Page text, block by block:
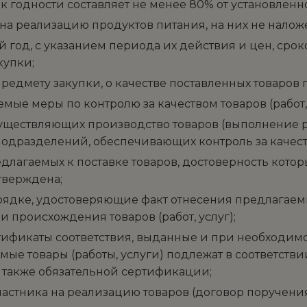
составляет не менее 80% от
реализацию продуктов питания, на них не
с указанием периода их действия и цен,
закупки, о качестве поставленных
по контролю за качеством товаров (работ,
производство товаров (выполнение
обеспечивающих контроль за
к поставке товаров, достоверность
удостоверяющие факт отнесения
происхождения товаров (работ, услуг);
соответствия, выданные и при
товары (работы, услуги) подлежат в
обязательной сертификации;
на реализацию товаров (договор